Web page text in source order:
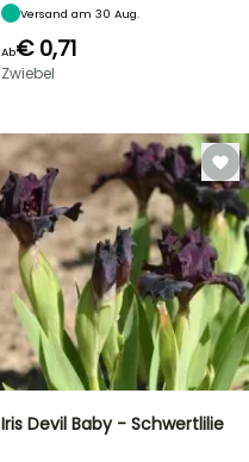
Versand am 30 Aug.
Ab€ 0,71
Zwiebel
Iris Devil Baby - Schwertlilie